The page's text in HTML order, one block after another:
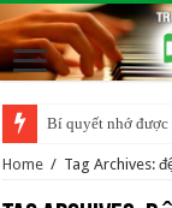
Bí quyết nhớ được
Home / Tag Archives: